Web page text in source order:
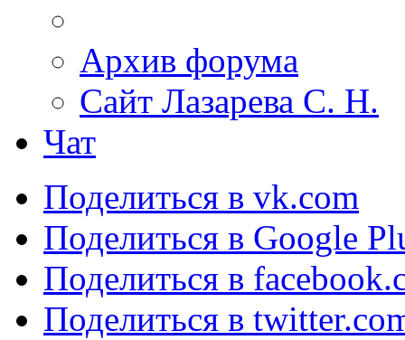
Архив форума
Сайт Лазарева С. Н.
Чат
Поделиться в vk.com
Поделиться в Google
Поделиться в
Поделиться в